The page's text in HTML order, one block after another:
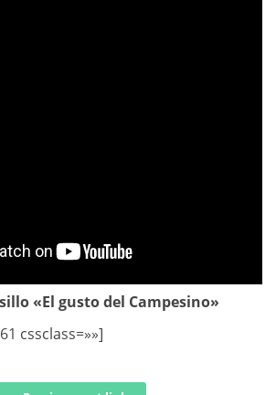
«El gusto del Campesino»
cssclass=»»]